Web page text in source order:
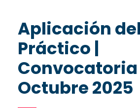
Aplicación
Práctico |
Convocatoria
Octubre 2025